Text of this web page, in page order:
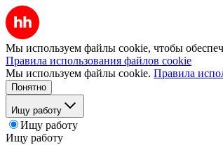
Мы используем файлы cookie, чтобы
Правила использования файлов cookie
Мы используем файлы cookie. Правила
Понятно
Ищу работу
Ищу работу
Ищу работу